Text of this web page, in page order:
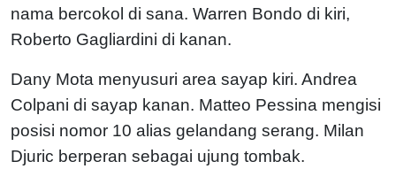
nama bercokol di sana. Warren Bondo di kiri,
Roberto Gagliardini di kanan.
Dany Mota menyusuri area sayap kiri. Andrea
Colpani di sayap kanan. Matteo Pessina mengisi
posisi nomor 10 alias gelandang serang. Milan
Djuric berperan sebagai ujung tombak.